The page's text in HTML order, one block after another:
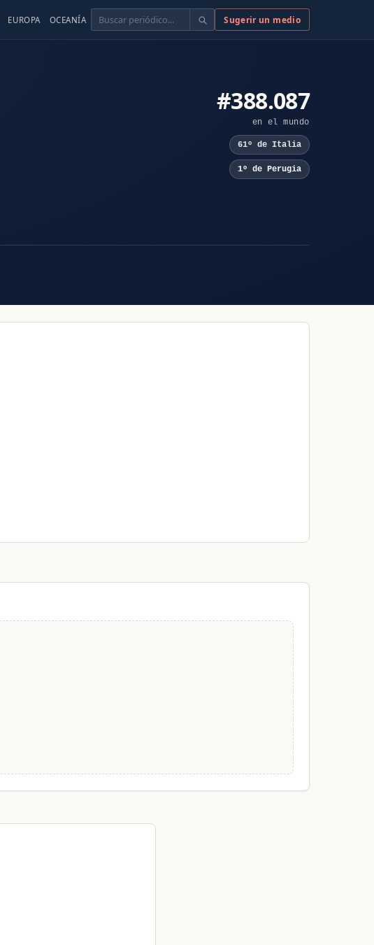
EUROPA OCEANÍA Buscar Sugerir un medio
#388.087
en el mundo
61º de Italia
1º de Perugia